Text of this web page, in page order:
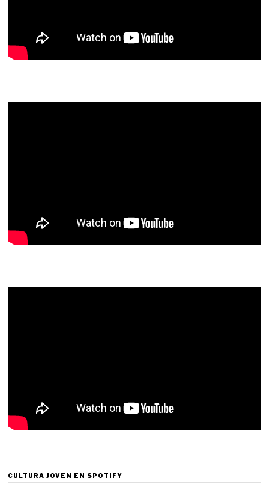
CULTURA JOVEN EN SPOTIFY